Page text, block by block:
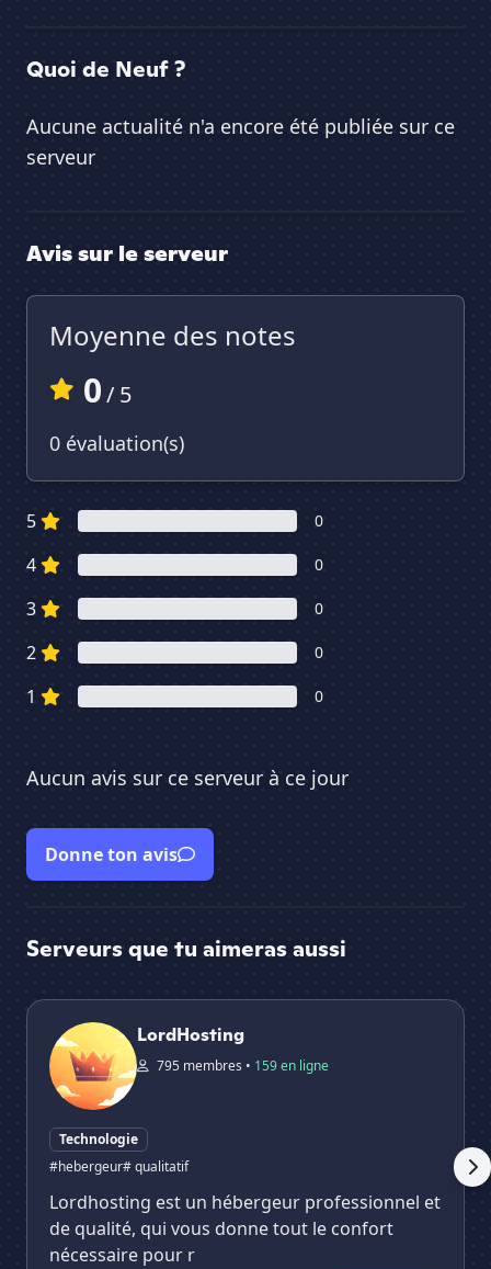
Quoi de Neuf ?
Aucune actualité n'a encore été publiée sur ce
serveur
Avis sur le serveur
Moyenne des notes
0/ 5
0 évaluation(s)
5 0
4 0
3 0
2 0
1 0
Aucun avis sur ce serveur à ce jour
Donne ton avis
Serveurs que tu aimeras aussi
LordHosting
LordHosting
795 membres • 159 en ligne
Technologie
#hebergeur# qualitatif
Lordhosting est un hébergeur professionnel et
de qualité, qui vous donne tout le confort
nécessaire pour r